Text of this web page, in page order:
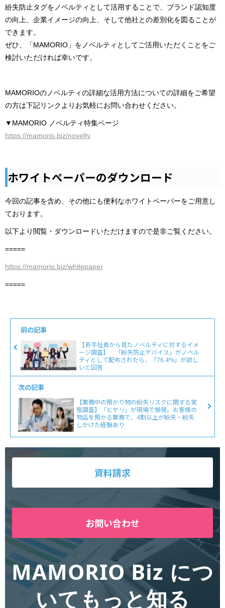
紛失防止タグをノベルティとして活用することで、ブランド認知度
の向上、企業イメージの向上、そして他社との差別化を図ることが
できます。
ぜひ、「MAMORIO」をノベルティとしてご活用いただくことをご
検討いただければ幸いです。
MAMORIOのノベルティの詳細な活用方法についての詳細をご希望
の方は下記リンクよりお気軽にお問い合わせください。
▼MAMORIO ノベルティ特集ページ
https://mamorio.biz/novelty
ホワイトペーパーのダウンロード
今回の記事を含め、その他にも便利なホワイトペーパーをご用意し
ております。
以下より閲覧・ダウンロードいただけますので是非ご覧ください。
=====
https://mamorio.biz/whitepaper
=====
前の記事
【若手社員から見たノベルティに対するイメ
ージ調査】 「紛失防止デバイス」がノベル
ティとして配布されたら、「76.4%」が欲し
いと回答
次の記事
【業務中の預かり物の紛失リスクに関する実
態調査】「ヒヤリ」が現場で頻発。お客様の
物品を預かる業務で、4割以上が紛失・紛失
しかけた経験あり
資料請求
お問い合わせ
MAMORIO Biz につ
いてもっと知る